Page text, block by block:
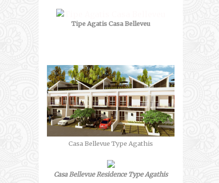
Tipe Agatis Casa Belleveu
Casa Bellevue Type Agathis
Casa Bellevue Residence Type Agathis